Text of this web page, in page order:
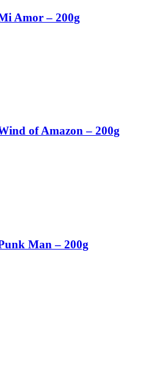
Amor – 200g
of Amazon – 200g
Man – 200g